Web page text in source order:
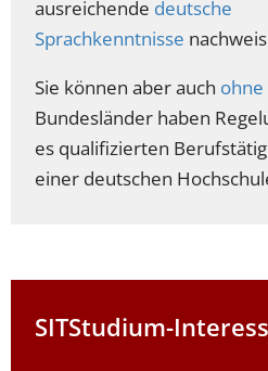
ausreichende deutsche
Sprachkenntnisse
Sie können aber auch
Bundesländer haben
es qualifizierten
einer deutschen
SITStudium-